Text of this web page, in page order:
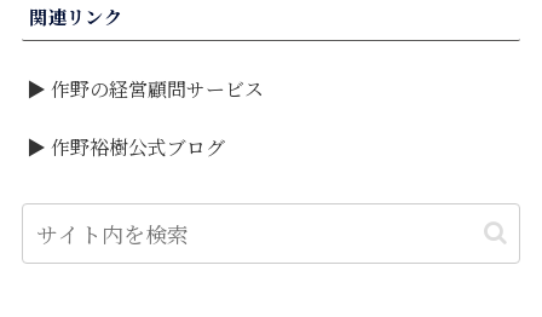
関連リンク
▶ 作野の経営顧問サービス
▶ 作野裕樹公式ブログ